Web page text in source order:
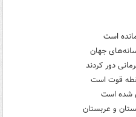
است
جهان
دور کردند
قوت است
شده است
و عربستان